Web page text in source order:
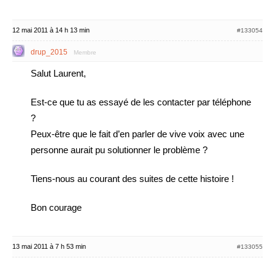
12 mai 2011 à 14 h 13 min #133054
drup_2015 Membre
Salut Laurent,
Est-ce que tu as essayé de les contacter par téléphone
?
Peux-être que le fait d’en parler de vive voix avec une
personne aurait pu solutionner le problème ?
Tiens-nous au courant des suites de cette histoire !
Bon courage
13 mai 2011 à 7 h 53 min #133055